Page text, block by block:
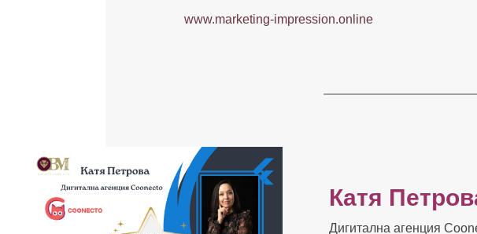
www.marketing-impression.online
Катя
Дигитална агенция